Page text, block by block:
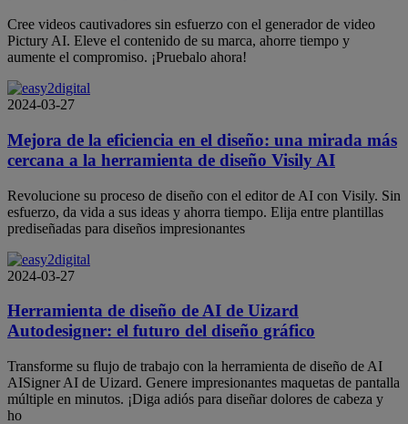
Cree videos cautivadores sin esfuerzo con el generador de video
Pictury AI. Eleve el contenido de su marca, ahorre tiempo y
aumente el compromiso. ¡Pruebalo ahora!
2024-03-27
Mejora de la eficiencia en el diseño: una mirada más
cercana a la herramienta de diseño Visily AI
Revolucione su proceso de diseño con el editor de AI con Visily. Sin
esfuerzo, da vida a sus ideas y ahorra tiempo. Elija entre plantillas
prediseñadas para diseños impresionantes
2024-03-27
Herramienta de diseño de AI de Uizard
Autodesigner: el futuro del diseño gráfico
Transforme su flujo de trabajo con la herramienta de diseño de AI
AISigner AI de Uizard. Genere impresionantes maquetas de pantalla
múltiple en minutos. ¡Diga adiós para diseñar dolores de cabeza y
ho